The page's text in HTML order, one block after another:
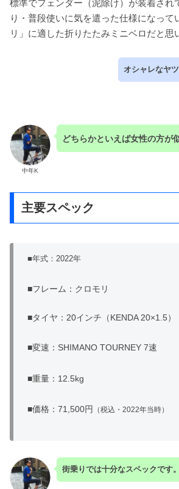
標準でフェンダー（泥除け）が装着され
り・普段使いに気を遣った仕様になって
リ」に適した折りたたみミニベロだと思
オシャレなヤツ
中年K
どちらかといえば女性の方が
主要スペック
■年式：2022年
■フレーム：クロモリ
■タイヤ：20インチ（KENDA 20×1.5）
■変速：SHIMANO TOURNEY 7速
■重量：12.5kg
■価格：71,500円 （税込・2022年当時）
街乗りでは十分なスペックです。